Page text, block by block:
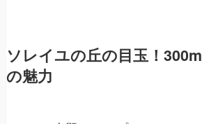
ソレイユの丘の目玉！
の魅力